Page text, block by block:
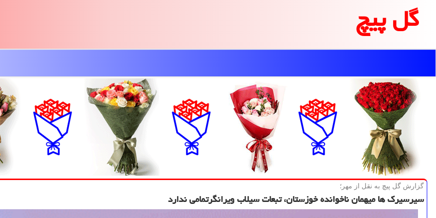
گل پیچ
گزارش گل پیچ به نقل از مهر؛
سیرسیرك ها میهمان ناخوانده خوزستان، تبعات سیلاب ویرانگرتمامی ندارد